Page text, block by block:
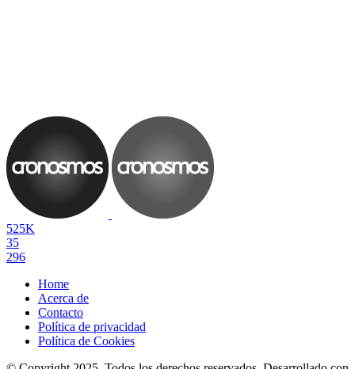
525K
35
296
Home
Acerca de
Contacto
Política de privacidad
Política de Cookies